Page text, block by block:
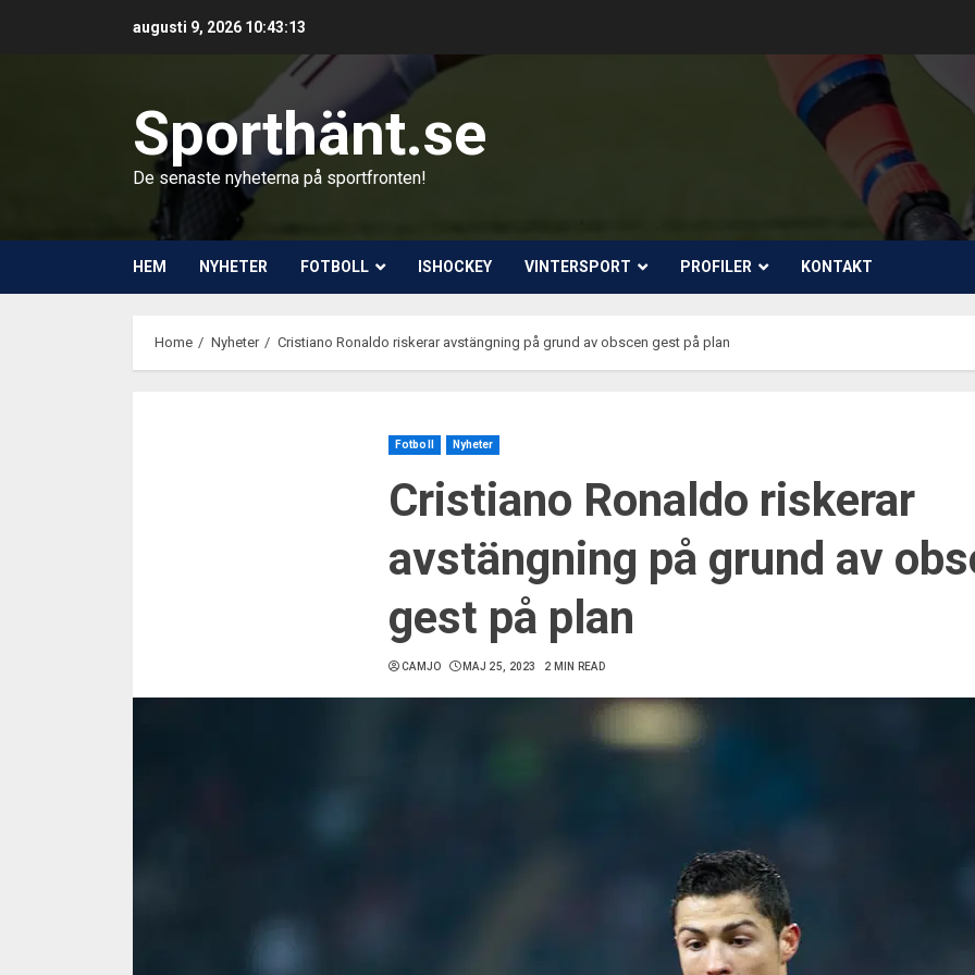
augusti 9, 2026 10:43:14
Sporthänt.se
De senaste nyheterna på sportfronten!
HEM NYHETER FOTBOLL ISHOCKEY VINTERSPORT PROFILER KONTAKT
Home Nyheter Cristiano Ronaldo riskerar avstängning på grund av obscen gest på plan
Fotboll Nyheter
Cristiano Ronaldo riskerar
avstängning på grund av
gest på plan
CAMJO MAJ 25, 2023 2 MIN READ